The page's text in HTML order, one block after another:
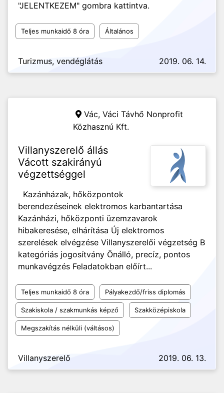
"JELENTKEZEM" gombra kattintva.
Teljes munkaidő 8 óra Általános
Turizmus, vendéglátás 2019. 06. 14.
Vác, Váci Távhő Nonprofit
Közhasznú Kft.
Villanyszerelő állás
Vácott szakirányú
végzettséggel
Kazánházak, hőközpontok
berendezéseinek elektromos karbantartása
Kazánházi, hőközponti üzemzavarok
hibakeresése, elhárítása Új elektromos
szerelések elvégzése Villanyszerelői végzetség B
kategóriás jogosítvány Önálló, precíz, pontos
munkavégzés Feladatokban előírt...
Teljes munkaidő 8 óra Pályakezdő/friss diplomás
Szakiskola / szakmunkás képző Szakközépiskola
Megszakítás nélküli (váltásos)
Villanyszerelő 2019. 06. 13.